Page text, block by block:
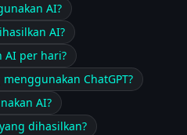
AI?
AI?
AI per hari?
ChatGPT?
AI?
dihasilkan?